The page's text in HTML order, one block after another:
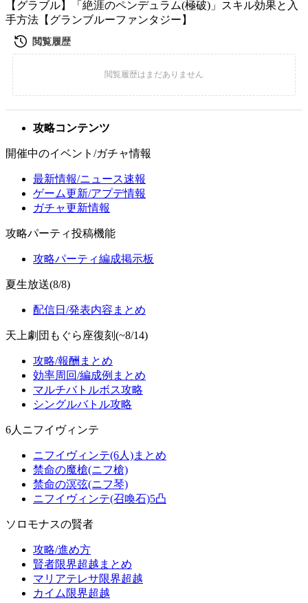
【グラブル】「絶涯のペンデュラム(極破)」スキル効果と入
手方法【グランブルーファンタジー】
攻略コンテンツ
開催中のイベント/ガチャ情報
最新情報/ニュース速報
ゲーム更新/アプデ情報
ガチャ更新情報
攻略パーティ投稿機能
攻略パーティ編成掲示板
夏生放送(8/8)
配信日/発表内容まとめ
天上劇団もぐら座復刻(~8/14)
攻略/報酬まとめ
効率周回/編成例まとめ
マルチバトルボス攻略
シングルバトル攻略
6人ニフイヴィンテ
ニフイヴィンテ(6人)まとめ
禁命の魔槍(ニフ槍)
禁命の溟弦(ニフ琴)
ニフイヴィンテ(召喚石)5凸
ソロモナスの賢者
攻略/進め方
賢者限界超越まとめ
マリアテレサ限界超越
カイム限界超越